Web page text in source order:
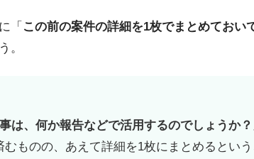
「 この前の案件の詳細を1枚でまとめておい
。
は、何か報告などで活用するのでしょうか？
ものの、あえて詳細を1枚にまとめるとい